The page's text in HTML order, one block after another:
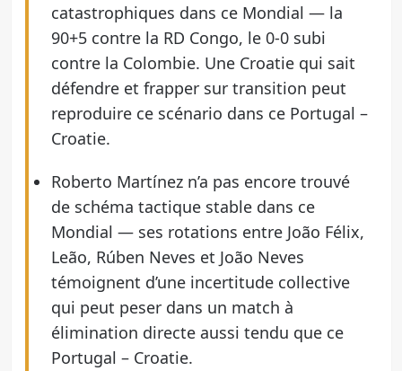
catastrophiques dans ce Mondial — la
90+5 contre la RD Congo, le 0-0 subi
contre la Colombie. Une Croatie qui sait
défendre et frapper sur transition peut
reproduire ce scénario dans ce Portugal –
Croatie.
Roberto Martínez n’a pas encore trouvé
de schéma tactique stable dans ce
Mondial — ses rotations entre João Félix,
Leão, Rúben Neves et João Neves
témoignent d’une incertitude collective
qui peut peser dans un match à
élimination directe aussi tendu que ce
Portugal – Croatie.